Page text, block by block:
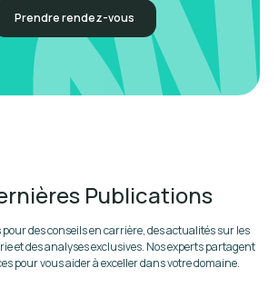
Prendre rendez-vous
Publications
des conseils en carrière, des actualités sur les
et des analyses exclusives. Nos experts partagent
pour vous aider à exceller dans votre domaine.